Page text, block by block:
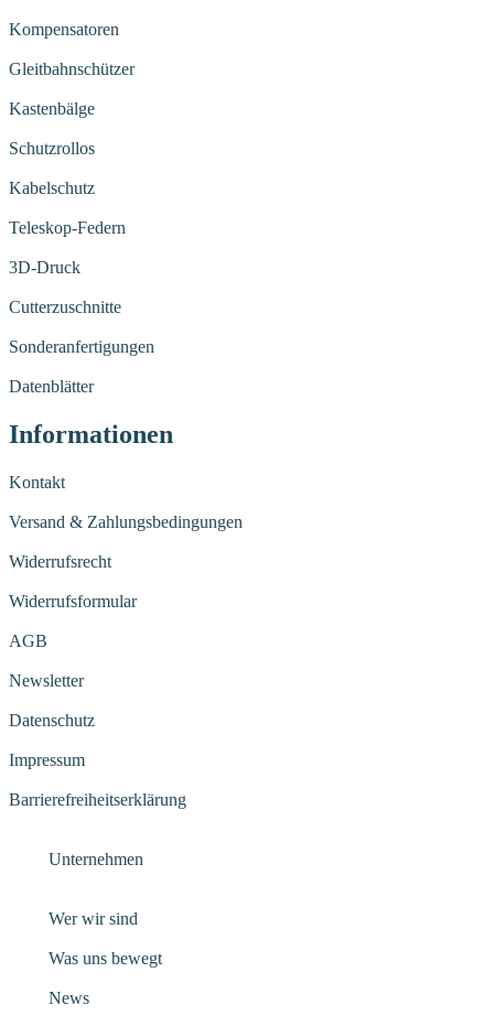
Kompensatoren
Gleitbahnschützer
Kastenbälge
Schutzrollos
Kabelschutz
Teleskop-Federn
3D-Druck
Cutterzuschnitte
Sonderanfertigungen
Datenblätter
Informationen
Kontakt
Versand & Zahlungsbedingungen
Widerrufsrecht
Widerrufsformular
AGB
Newsletter
Datenschutz
Impressum
Barrierefreiheitserklärung
Unternehmen
Wer wir sind
Was uns bewegt
News